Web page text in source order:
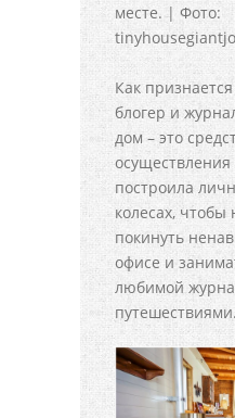
месте. | Фото:
Как
блогер и
дом – это
построила
колесах, чтобы
покинуть
офисе и
любимой
путешествиями.